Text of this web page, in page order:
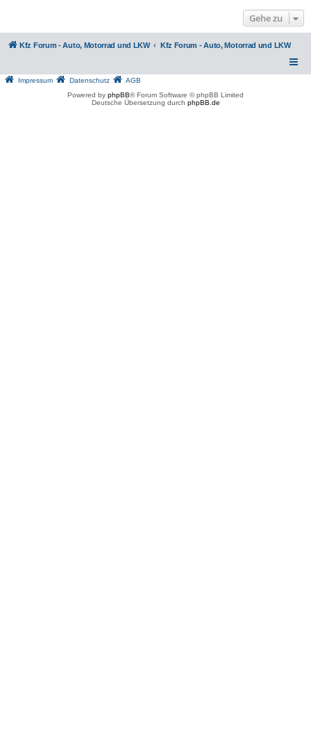
Gehe zu
Kfz Forum - Auto, Motorrad und LKW Kfz Forum - Auto, Motorrad und LKW
Impressum Datenschutz
AGB
Powered by phpBB® Forum Software © phpBB Limited
Deutsche Übersetzung durch phpBB.de